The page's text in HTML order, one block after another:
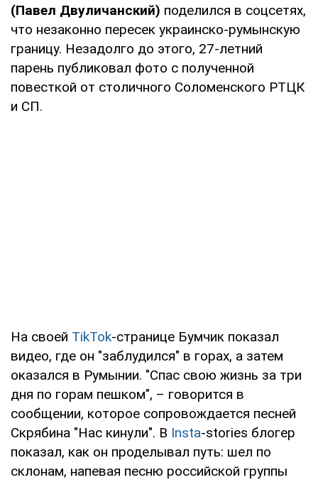
(Павел Двуличанский) поделился в соцсетях,
что незаконно пересек украинско-румынскую
границу. Незадолго до этого, 27-летний
парень публиковал фото с полученной
повесткой от столичного Соломенского РТЦК
и СП.
На своей TikTok-странице Бумчик показал
видео, где он "заблудился" в горах, а затем
оказался в Румынии. "Спас свою жизнь за три
дня по горам пешком", – говорится в
сообщении, которое сопровождается песней
Скрябина "Нас кинули". В Insta-stories блогер
показал, как он проделывал путь: шел по
склонам, напевая песню российской группы